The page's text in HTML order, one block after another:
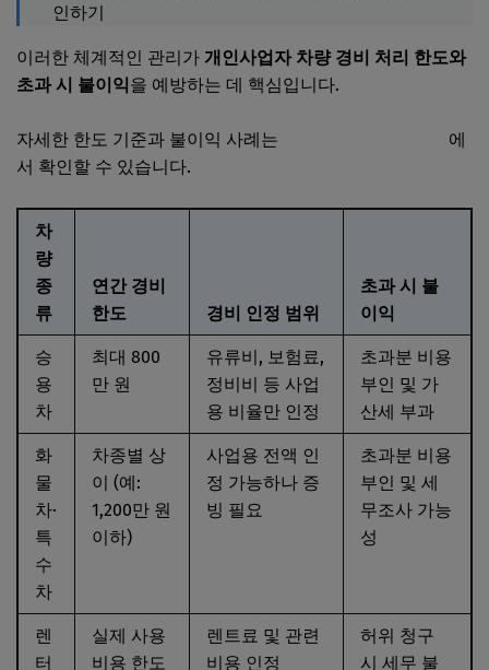
인하기
이러한 체계적인 관리가 개인사업자 차량 경비 처리 한도와
초과 시 불이익을 예방하는 데 핵심입니다.
자세한 한도 기준과 불이익 사례는
에
서 확인할 수 있습니다.
차
량
종
류
연간 경비
한도
경비 인정 범위
초과 시 불
이익
승
용
차
최대 800
만 원
유류비, 보험료,
정비비 등 사업
용 비율만 인정
초과분 비용
부인 및 가
산세 부과
화
물
차·
특
수
차
차종별 상
이 (예:
1,200만 원
이하)
사업용 전액 인
정 가능하나 증
빙 필요
초과분 비용
부인 및 세
무조사 가능
성
렌
터
실제 사용
비용 한도
렌트료 및 관련
비용 인정
허위 청구
시 세무 불